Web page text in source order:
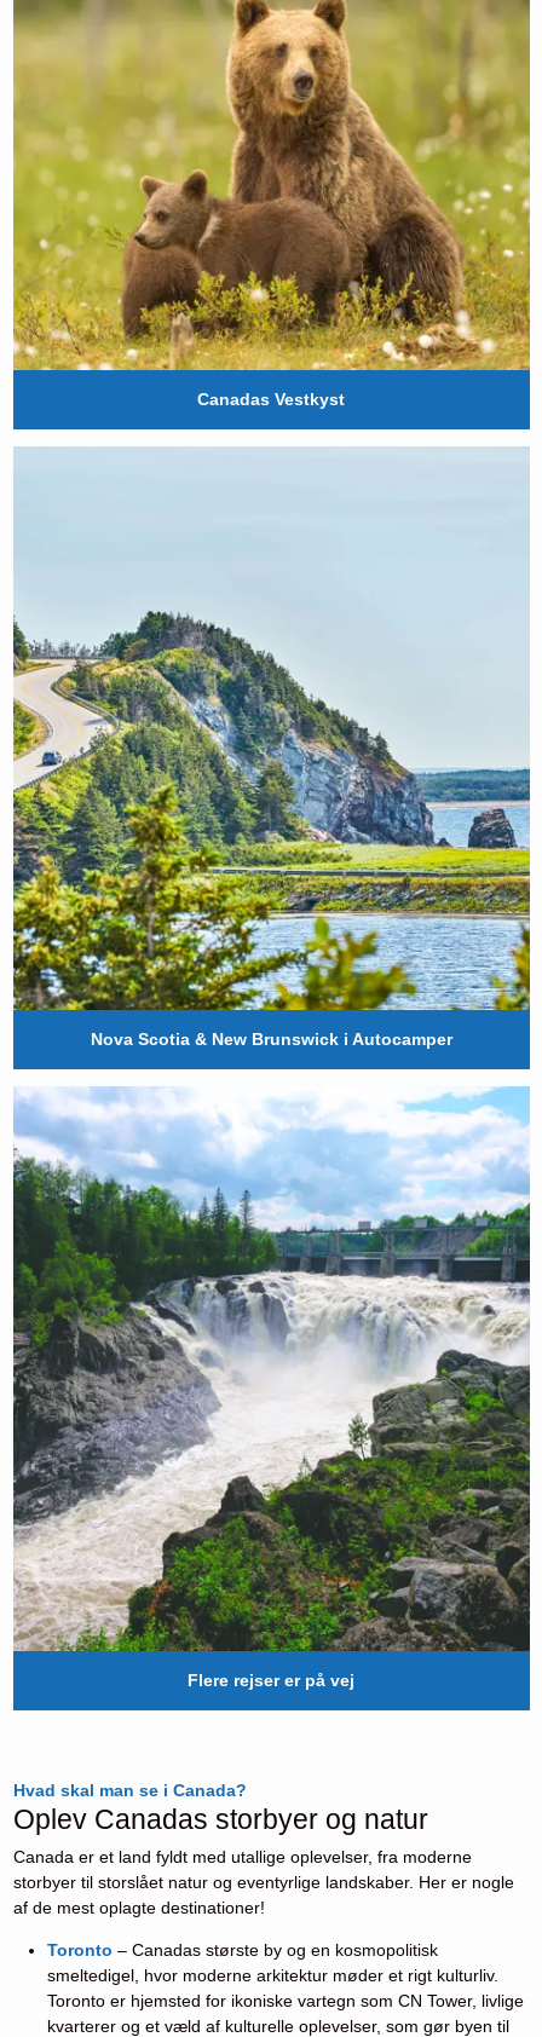
Canadas Vestkyst
Nova Scotia & New Brunswick i Autocamper
Flere rejser er på vej
Hvad skal man se i Canada?
Oplev Canadas storbyer og natur
Canada er et land fyldt med utallige oplevelser, fra moderne
storbyer til storslået natur og eventyrlige landskaber. Her er nogle
af de mest oplagte destinationer!
Toronto – Canadas største by og en kosmopolitisk
smeltedigel, hvor moderne arkitektur møder et rigt kulturliv.
Toronto er hjemsted for ikoniske vartegn som CN Tower, livlige
kvarterer og et væld af kulturelle oplevelser, som gør byen til